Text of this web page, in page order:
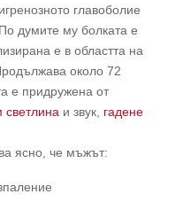
главоболие
думите му болката е
е в областта на
около 72
е придружена от
светлинаи звук, гадене
ясно, че мъжът: